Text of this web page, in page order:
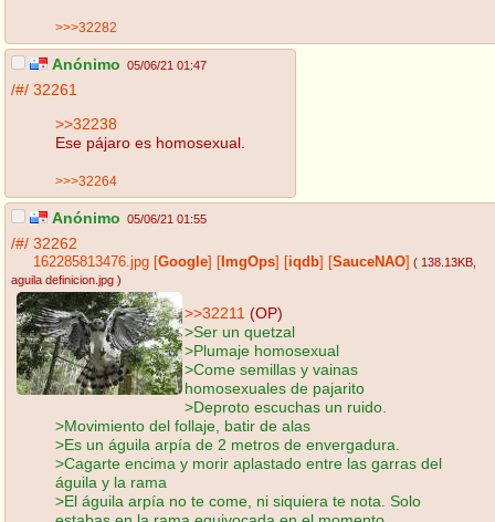
>>>32282
Anónimo 05/06/21 01:47
/#/ 32261
>>32238
Ese pájaro es homosexual.
>>>32264
Anónimo 05/06/21 01:55
/#/ 32262
162285813476.jpg Google ImgOps iqdb SauceNAO ( 138.13KB,
aguila definicion.jpg )
>>32211 (OP)
>Ser un quetzal
>Plumaje homosexual
>Come semillas y vainas
homosexuales de pajarito
>Deproto escuchas un ruido.
>Movimiento del follaje, batir de alas
>Es un águila arpía de 2 metros de envergadura.
>Cagarte encima y morir aplastado entre las garras del
águila y la rama
>El águila arpía no te come, ni siquiera te nota. Solo